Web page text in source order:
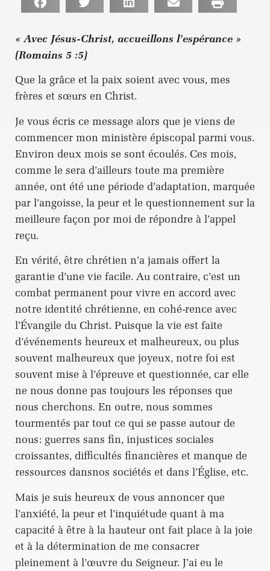
« Avec Jésus-Christ, accueillons l’espérance »
(Romains 5 :5)
Que la grâce et la paix soient avec vous, mes
frères et sœurs en Christ.
Je vous écris ce message alors que je viens de
commencer mon ministère épiscopal parmi vous.
Environ deux mois se sont écoulés. Ces mois,
comme le sera d’ailleurs toute ma première
année, ont été une période d’adaptation, marquée
par l’angoisse, la peur et le questionnement sur la
meilleure façon por moi de répondre à l’appel
reçu.
En vérité, être chrétien n’a jamais offert la
garantie d’une vie facile. Au contraire, c’est un
combat permanent pour vivre en accord avec
notre identité chrétienne, en cohé-rence avec
l’Évangile du Christ. Puisque la vie est faite
d’événements heureux et malheureux, ou plus
souvent malheureux que joyeux, notre foi est
souvent mise à l’épreuve et questionnée, car elle
ne nous donne pas toujours les réponses que
nous cherchons. En outre, nous sommes
tourmentés par tout ce qui se passe autour de
nous: guerres sans fin, injustices sociales
croissantes, difficultés financières et manque de
ressources dansnos sociétés et dans l’Église, etc.
Mais je suis heureux de vous annoncer que
l’anxiété, la peur et l’inquiétude quant à ma
capacité à être à la hauteur ont fait place à la joie
et à la détermination de me consacrer
pleinement à l’œuvre du Seigneur. J’ai eu le